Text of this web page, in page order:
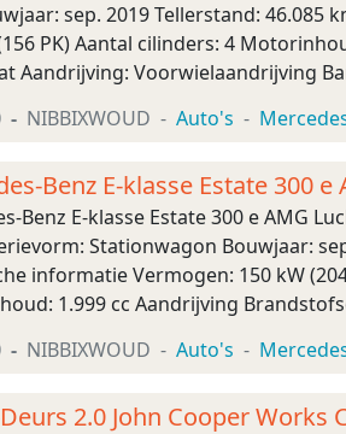
sep. 2019 Tellerstand: 46.085
PK) Aantal cilinders: 4
Aandrijving: Voorwielaandrijving
NIBBIXWOUD Auto's
Benz E-klasse Estate 300
Benz E-klasse Estate 300 e AMG
Stationwagon Bouwjaar:
informatie Vermogen: 150 kW
1.999 cc Aandrijving
NIBBIXWOUD Auto's
2.0 John Cooper Works